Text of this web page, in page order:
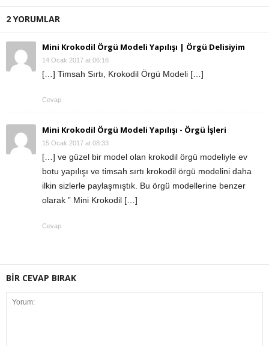
2 YORUMLAR
Mini Krokodil Örgü Modeli Yapılışı | Örgü Delisiyim
14 Ocak 2017 at 06:16
[…] Timsah Sırtı, Krokodil Örgü Modeli […]
Cevap
Mini Krokodil Örgü Modeli Yapılışı - Örgü İşleri
15 Ocak 2017 at 08:33
[…] ve güzel bir model olan krokodil örgü modeliyle ev
botu yapılışı ve timsah sırtı krokodil örgü modelini daha
ilkin sizlerle paylaşmıştık. Bu örgü modellerine benzer
olarak ” Mini Krokodil […]
Cevap
BİR CEVAP BIRAK